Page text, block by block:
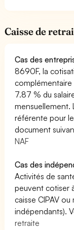
Caisse de
Cas des
8690F, la
7.87 % du
mensuellement.
référente pour
document
NAF
Cas des
Activités de
peuvent cotiser
caisse CIPAV
indépendants).
retraite